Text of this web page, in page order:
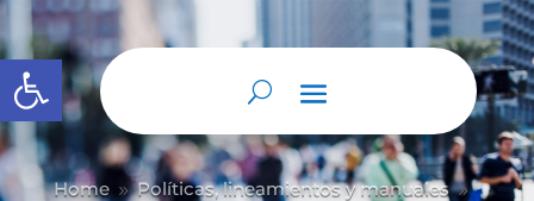
Abrir barra de herramientas
Home 9 Políticas, lineamientos y manuales 9